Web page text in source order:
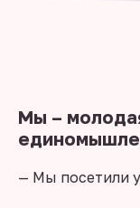
Мы –
— Мы посетили